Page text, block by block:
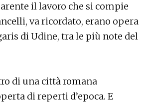
il lavoro che si compie
va ricordato, erano opera
di Udine, tra le più note del
di una città romana
di reperti d’epoca. E